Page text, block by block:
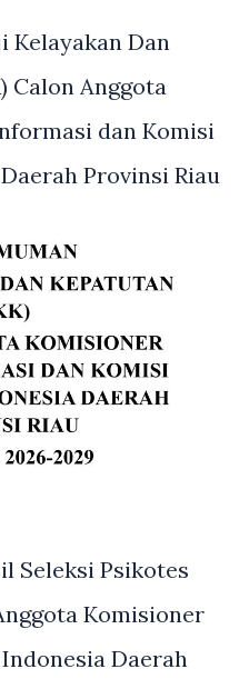
Kelayakan Dan
Calon Anggota
dan Komisi
Provinsi Riau
Seleksi Psikotes
Komisioner
Daerah